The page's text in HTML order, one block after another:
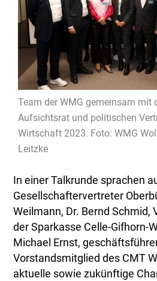
Team der WMG gemeinsam mit
Aufsichtsrat und politischen
Wirtschaft 2023. Foto: WMG
Leitzke
In einer Talkrunde sprachen
Gesellschaftervertreter
Weilmann, Dr. Bernd Schmid,
der Sparkasse Celle-Gifhorn-
Michael Ernst,
Vorstandsmitglied des CMT
aktuelle sowie zukünftige